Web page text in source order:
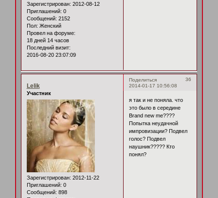
Зарегистрирован: 2012-08-12
Приглашений: 0
Сообщений: 2152
Пол: Женский
Провел на форуме:
18 дней 14 часов
Последний визит:
2016-08-20 23:07:09
Поделиться
36
2014-01-17 10:56:08
Lelik
Участник
Зарегистрирован: 2012-11-22
Приглашений: 0
Сообщений: 898
я так и не поняла. что
это было в середине
Brand new me????
Попытка неудачной
импровизации? Подвел
голос? Подвел
наушник????? Кто
понял?